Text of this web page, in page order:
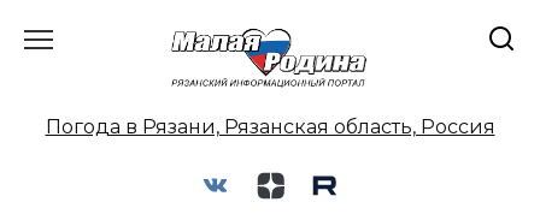
Погода в Рязани, Рязанская область, Россия